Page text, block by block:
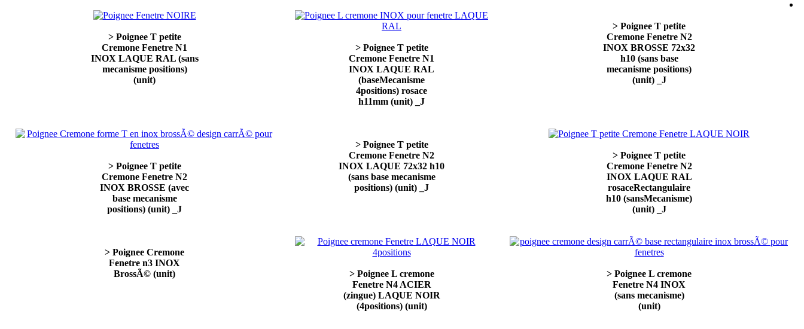
> Poignee T petite
Cremone Fenetre N1
INOX LAQUE RAL (sans
mecanisme positions)
(unit)
> Poignee T petite
Cremone Fenetre N1
INOX LAQUE RAL
(baseMecanisme
4positions) rosace
h11mm (unit) _J
> Poignee T petite
Cremone Fenetre N2
INOX BROSSE 72x32
h10 (sans base
mecanisme positions)
(unit) _J
> Poignee T petite
Cremone Fenetre N2
INOX BROSSE (avec
base mecanisme
positions) (unit) _J
> Poignee T petite
Cremone Fenetre N2
INOX LAQUE 72x32 h10
(sans base mecanisme
positions) (unit) _J
> Poignee T petite
Cremone Fenetre N2
INOX LAQUE RAL
rosaceRectangulaire
h10 (sansMecanisme)
(unit) _J
> Poignee Cremone
Fenetre n3 INOX
BrossÃ© (unit)
> Poignee L cremone
Fenetre N4 ACIER
(zingue) LAQUE NOIR
(4positions) (unit)
> Poignee L cremone
Fenetre N4 INOX
(sans mecanisme)
(unit)